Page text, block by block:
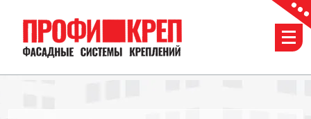
содержимому